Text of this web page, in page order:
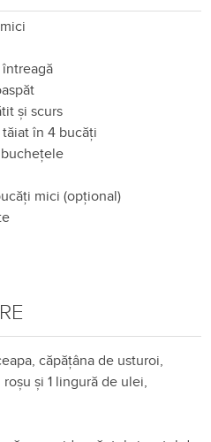
întreagă
și scurs
tăiat în 4 bucăți
mici (opțional)
căpățâna de usturoi,
și 1 lingură de ulei,